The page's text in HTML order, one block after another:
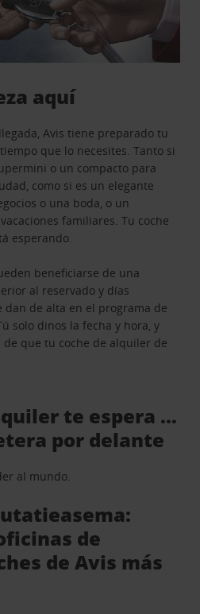
aquí
Avis tiene preparado tu
que lo necesites. Tanto si
o un compacto para
como si es un elegante
o una boda, o un
familiares. Tu coche
esperando.
beneficiarse de una
al reservado y días
dan de alta en el programa de
solo dinos la fecha y hora, y
de que tu coche de alquiler de
te espera …
por delante
al mundo.
de
de Avis más